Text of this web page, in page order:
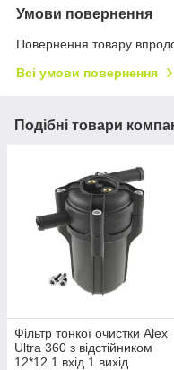
Умови повернення
Повернення товару
Всі умови повернення
Подібні товари
Фільтр тонкої очистки Alex
Ultra 360 з відстійником
12*12 1 вхід 1 вихід